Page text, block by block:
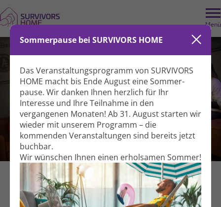
Menü
Sommerpause bei SURVIVORS HOME
Das Veranstaltungs­programm von SURVIVORS
HOME macht bis Ende August eine Sommer­
pause. Wir danken Ihnen herzlich für Ihr
Interesse und Ihre Teil­nahme in den
vergangenen Monaten! Ab 31. August starten wir
wieder mit unserem Programm – die
kommenden Veranstal­tungen sind bereits jetzt
buchbar.
Wir wünschen Ihnen einen erholsamen Sommer!
TREFFPUNKT für junge
Erwachsene mit Krebs
Themenoffen Selbsthilfe­treffen